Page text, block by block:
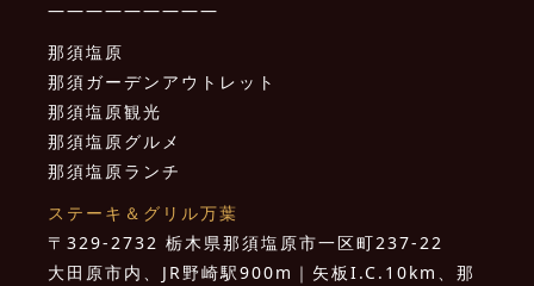
—————————
那須塩原
那須ガーデンアウトレット
那須塩原観光
那須塩原グルメ
那須塩原ランチ
ステーキ＆グリル万葉
〒329-2732 栃木県那須塩原市一区町237-22
大田原市内、JR野崎駅900m｜矢板I.C.10km、那